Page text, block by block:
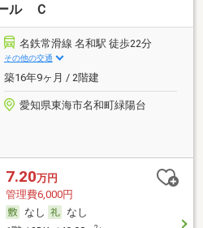
ル Ｃ
名鉄常滑線 名和駅 徒歩22分
その他の交通
築16年9ヶ月 / 2階建
愛知県東海市名和町緑陽台
7.20万円
管理費6,000円
なし
なし